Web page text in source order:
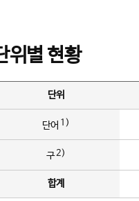
위별 현황
단위
단어 1)
구2)
합계